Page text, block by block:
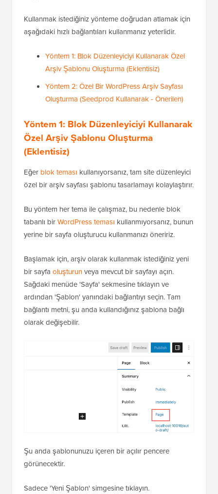
Kullanmak istediğiniz yönteme doğrudan atlamak için
aşağıdaki hızlı bağlantıları kullanmanız yeterlidir.
Yöntem 1: Blok Düzenleyiciyi Kullanarak Özel
Arşiv Şablonu Oluşturma (Eklentisiz)
Yöntem 2: Özel Bir WordPress Arşiv Sayfası
Oluşturma (Seedprod Kullanarak - Önerilen)
Yöntem 1: Blok Düzenleyiciyi Kullanarak
Özel Arşiv Şablonu Oluşturma
(Eklentisiz)
Eğer blok teması kullanıyorsanız, tam site düzenleyici
özel bir arşiv sayfası şablonu tasarlamayı kolaylaştırır.
Bu yöntem her tema ile çalışmaz, bu nedenle blok
tabanlı birWordPress teması kullanmıyorsanız, bunun
yerine bir sayfa oluşturucu kullanmanızı öneririz.
Başlamak için, arşiv olarak kullanmak istediğiniz yeni
bir sayfa oluşturunveya mevcut bir sayfayı açın.
Sağdaki menüde 'Sayfa' sekmesine tıklayın ve
ardından 'Şablon' yanındaki bağlantıyı seçin. Tam
bağlantı metni, şu anda kullandığınız şablona bağlı
olarak değişebilir.
Şu anda şablonunuzu içeren bir açılır pencere
görünecektir.
Sadece 'Yeni Şablon' simgesine tıklayın.